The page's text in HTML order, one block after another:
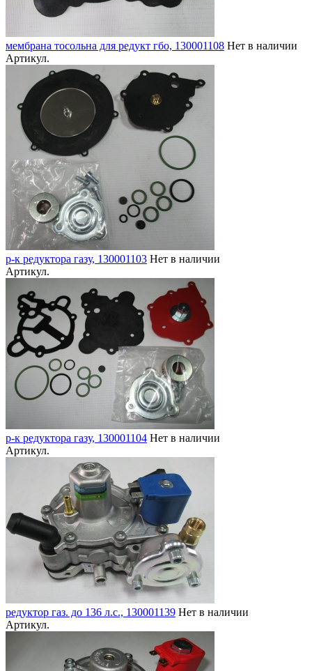
мембрана тосольна для редукт гбо, 130001108 Нет в наличии
Артикул.
р-к редуктора газу, 130001103 Нет в наличии
Артикул.
р-к редуктора газу, 130001104 Нет в наличии
Артикул.
редуктор газ. до 136 л.с., 130001139 Нет в наличии
Артикул.